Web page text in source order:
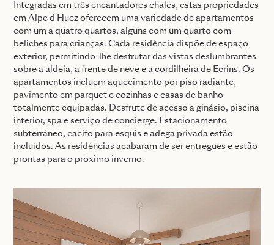
Integradas em três encantadores chalés, estas propriedades
em Alpe d'Huez oferecem uma variedade de apartamentos
com um a quatro quartos, alguns com um quarto com
beliches para crianças. Cada residência dispõe de espaço
exterior, permitindo-lhe desfrutar das vistas deslumbrantes
sobre a aldeia, a frente de neve e a cordilheira de Ecrins. Os
apartamentos incluem aquecimento por piso radiante,
pavimento em parquet e cozinhas e casas de banho
totalmente equipadas. Desfrute de acesso a ginásio, piscina
interior, spa e serviço de concierge. Estacionamento
subterrâneo, cacifo para esquis e adega privada estão
incluídos. As residências acabaram de ser entregues e estão
prontas para o próximo inverno.